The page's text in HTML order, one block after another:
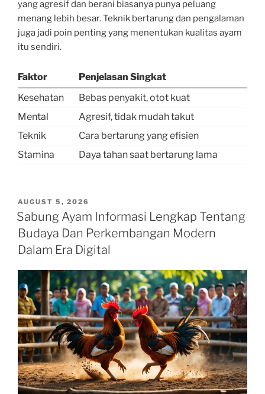
yang agresif dan berani biasanya punya peluang
menang lebih besar. Teknik bertarung dan pengalaman
juga jadi poin penting yang menentukan kualitas ayam
itu sendiri.
Faktor
Penjelasan Singkat
Kesehatan
Bebas penyakit, otot kuat
Mental
Agresif, tidak mudah takut
Teknik
Cara bertarung yang efisien
Stamina
Daya tahan saat bertarung lama
POSTED
ON
AUGUST 5, 2026
Sabung Ayam Informasi Lengkap Tentang
Budaya Dan Perkembangan Modern
Dalam Era Digital